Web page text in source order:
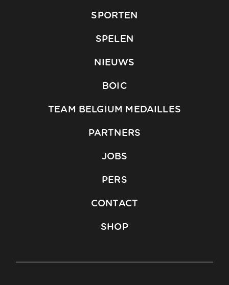
SPORTEN
SPELEN
NIEUWS
BOIC
TEAM BELGIUM MEDAILLES
PARTNERS
JOBS
PERS
CONTACT
SHOP